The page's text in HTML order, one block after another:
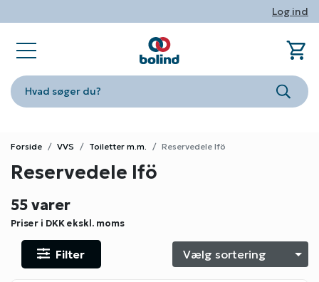
Log ind
Hvad søger du?
Søg
book_ribbon
store
Om
phonestar
person
Log
shopping_cart
Forside VVS Toiletter m.m. Reservedele Ifö
Reservedele Ifö
55 varer
Priser i DKKekskl. moms
Filter